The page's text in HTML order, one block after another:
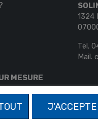
MESURE
1324
Tel.
Mail.
J'ACCEPTE